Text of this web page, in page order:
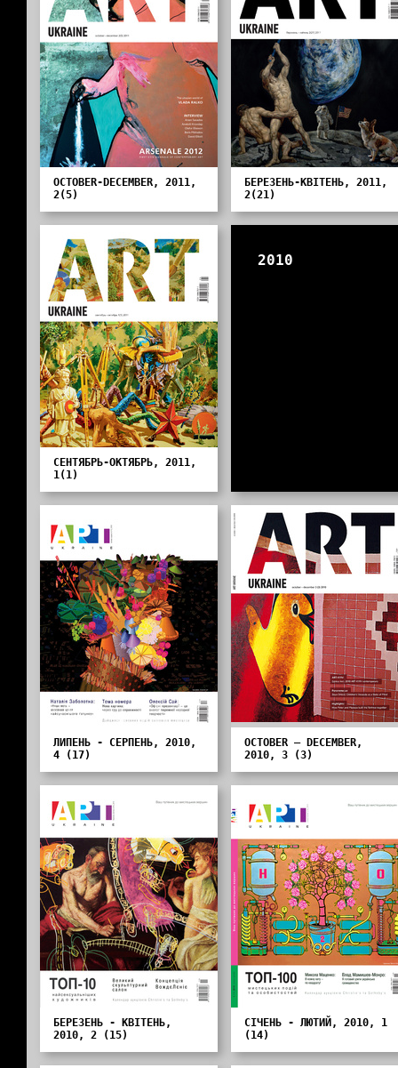
OCTOBER-DECEMBER, 2011,
2(5)
БЕРЕЗЕНЬ-КВІТЕНЬ, 2011,
2(21)
СЕНТЯБРЬ-ОКТЯБРЬ, 2011,
1(1)
2010
ЛИПЕНЬ - СЕРПЕНЬ, 2010,
4 (17)
OCTOBER – DECEMBER,
2010, 3 (3)
БЕРЕЗЕНЬ - КВІТЕНЬ,
2010, 2 (15)
СІЧЕНЬ - ЛЮТИЙ, 2010, 1
(14)